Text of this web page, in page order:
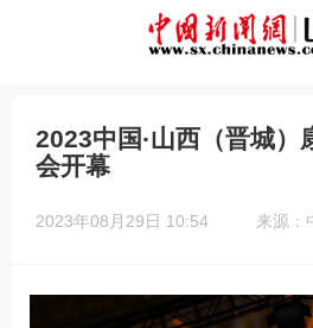
2023中国·山西（晋城）
会开幕
2023年08月29日 10:54 来源：